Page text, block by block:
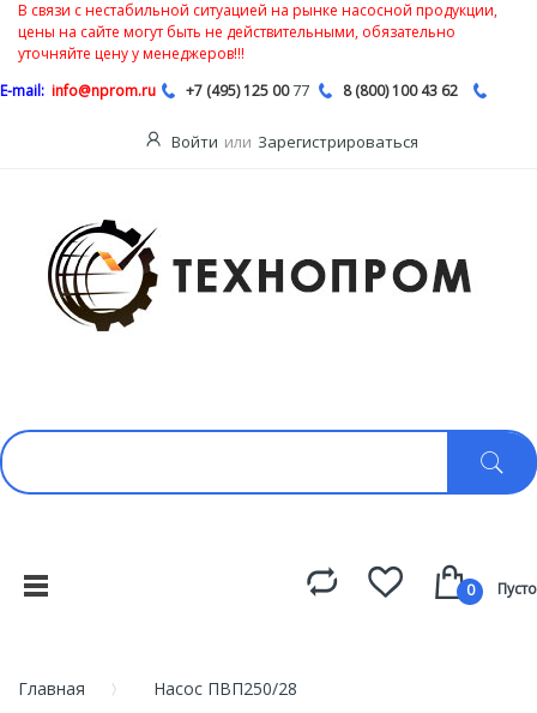
В связи с нестабильной ситуацией на рынке насосной продукции,
цены на сайте могут быть не действительными, обязательно
уточняйте цену у менеджеров!!!
E-mail: info@nprom.ru +7 (495) 125 0077 8 (800) 100 43 62
Войти или Зарегистрироваться
0 Пусто
Главная Насос ПВП250/28